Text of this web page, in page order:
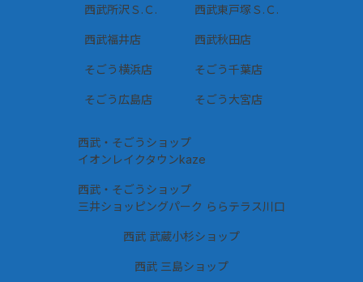
西武東戸塚Ｓ.Ｃ.
西武所沢Ｓ.Ｃ.
西武福井店 西武秋田店
そごう横浜店 そごう千葉店
そごう大宮店
そごう広島店
西武 武蔵小杉ショップ
西武 三島ショップ
西武・そごうショップ
三井ショッピングパーク ららテラス川口
西武・そごうショップ
イオンレイクタウンkaze